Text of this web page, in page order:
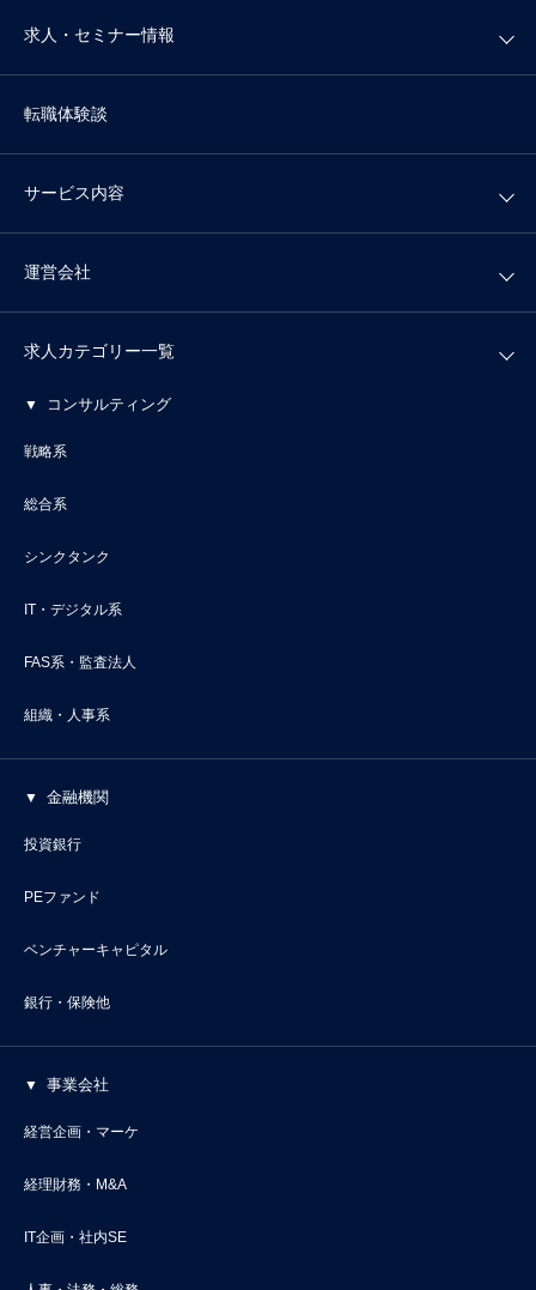
求人・セミナー情報
転職体験談
サービス内容
運営会社
求人カテゴリー一覧
コンサルティング
戦略系
総合系
シンクタンク
IT・デジタル系
FAS系・監査法人
組織・人事系
金融機関
投資銀行
PEファンド
ベンチャーキャピタル
銀行・保険他
事業会社
経営企画・マーケ
経理財務・M&A
IT企画・社内SE